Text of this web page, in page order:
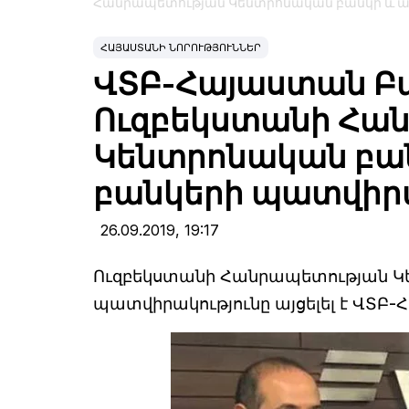
Հանրապետության Կենտրոնական բանկի և
ՀԱՅԱՍՏԱՆԻ ՆՈՐՈՒԹՅՈՒՆՆԵՐ
ՎՏԲ-Հայաստան
Ուզբեկստանի
Կենտրոնական
բանկերի
26.09.2019, 19:17
Ուզբեկստանի Հանրապետության
պատվիրակությունը այցելել է